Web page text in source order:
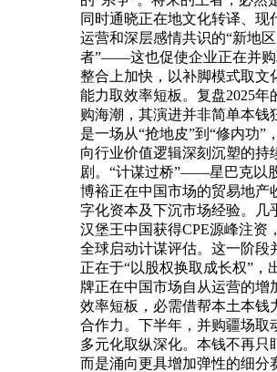
同时通晓正在地文化转译、现
运营和深层感情共识的“新地区
者”——这也促使企业正在并
整合上加快，以补脚模式取文
能力取效率短板。复盘2025年
购海潮，其演进并非简单本钱
是一场从“抢地皮”到“修内功”
向行业价值逻辑深刻沉塑的持
剧。“计谋过桥”——星巴克以
博裕正在中国市场的贸易地产
字化资本及下沉市场经验。几
汉堡王中国获得CPE源峰注资
全球启动计谋评估。这一阶段
正在于“以股权换取成长权”，
牌正在中国市场自从运营的增
效率短板，必需借帮本土本钱
合作力。下半年，并购疆场取
多元化取纵深化。本钱不再只
而是涌向更具增加弹性的细分